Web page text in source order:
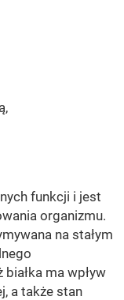
funkcji i jest
organizmu.
na stałym
ma wpływ
a także stan